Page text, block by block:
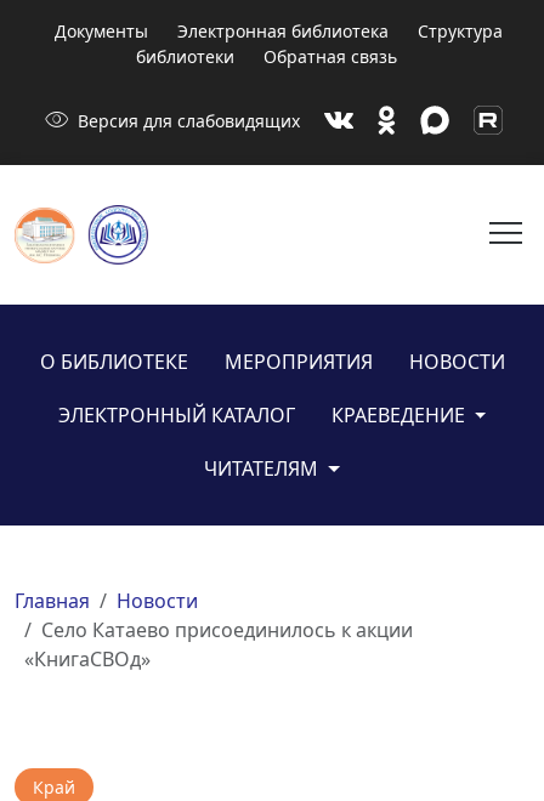
Документы Электронная библиотека
Структура
библиотеки
Обратная связь
visibility Версия для слабовидящих
menu
О БИБЛИОТЕКЕ МЕРОПРИЯТИЯ
НОВОСТИ
ЭЛЕКТРОННЫЙ КАТАЛОГ
КРАЕВЕДЕНИЕ
ЧИТАТЕЛЯМ
Главная
Новости
Село Катаево присоединилось к акции
«КнигаСВОд»
Край